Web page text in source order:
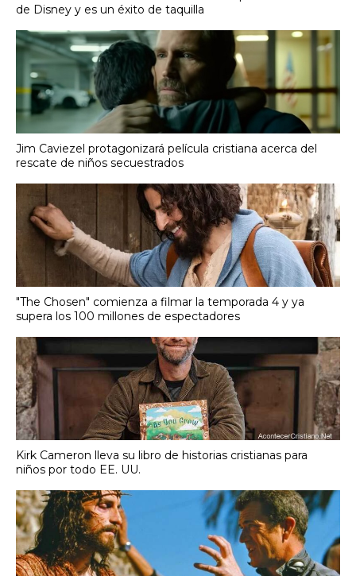
de Disney y es un éxito de taquilla
Jim Caviezel protagonizará película cristiana acerca del
rescate de niños secuestrados
"The Chosen" comienza a filmar la temporada 4 y ya
supera los 100 millones de espectadores
Kirk Cameron lleva su libro de historias cristianas para
niños por todo EE. UU.